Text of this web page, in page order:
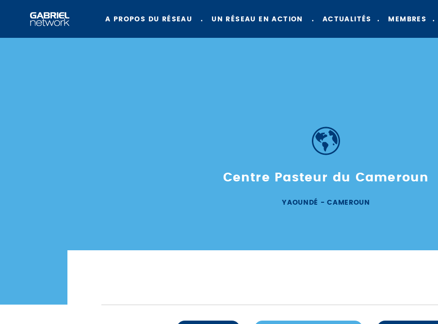
A PROPOS DU RÉSEAU UN RÉSEAU EN ACTION ACTUALITÉS MEMBRES
Centre Pasteur du Cameroun
YAOUNDÉ - CAMEROUN